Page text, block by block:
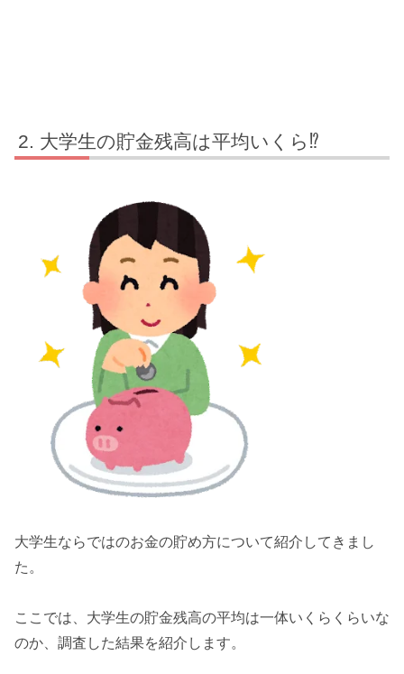
大学生の貯金残高は平均いくら⁉
大学生ならではのお金の貯め方について紹介してきまし
た。
ここでは、大学生の貯金残高の平均は一体いくらくらいな
のか、調査した結果を紹介します。